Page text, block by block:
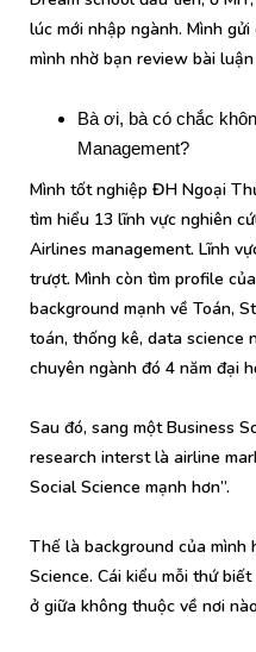
lúc mới nhập ngành. Mình
mình nhờ bạn review bài
Bà ơi, bà có chắc
Management?
Mình tốt nghiệp ĐH Ngoại
tìm hiểu 13 lĩnh vực nghiên
Airlines management. Lĩnh
trượt. Mình còn tìm profile
background mạnh về Toán,
toán, thống kê, data science
chuyên ngành đó 4 năm đại
Sau đó, sang một Business
research interst là airline
Social Science mạnh hơn”.
Thế là background của mình
Science. Cái kiểu mỗi thứ
ở giữa không thuộc về nơi